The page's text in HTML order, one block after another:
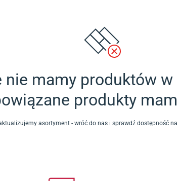
nie mamy produktów
produkty
asortyment - wróć do nas i sprawdź dostępność